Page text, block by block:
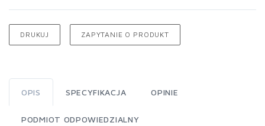
DRUKUJ ZAPYTANIE O PRODUKT
OPIS SPECYFIKACJA OPINIE
PODMIOT ODPOWIEDZIALNY